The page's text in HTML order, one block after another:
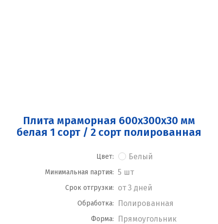
Плита мраморная 600x300x30 мм
белая 1 сорт / 2 сорт полированная
Цвет: Белый
Минимальная партия: 5 шт
Срок отгрузки: от 3 дней
Обработка: Полированная
Форма: Прямоугольник